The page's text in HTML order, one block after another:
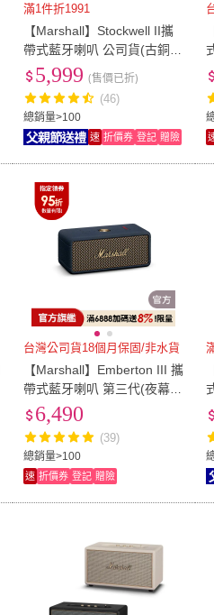
滿1件折1991
【Marshall】Stockwell II攜
帶式藍牙喇叭 公司貨(古銅
黑)
總銷量>100
5,999 (售價已折)
(46)
速 折價券 登記 贈險
台灣公司貨18個月保固/非水貨
【Marshall】Emberton III 攜
帶式藍牙喇叭 第三代(夜幕
藍)
總銷量>100
6,490
(39)
速 折價券 登記 贈險